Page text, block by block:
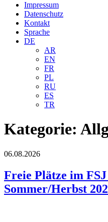
Impressum
Datenschutz
Kontakt
Sprache
DE
AR
EN
FR
PL
RU
ES
TR
Kategorie:
06.08.2026
Freie Plätze im
Sommer/Herbst